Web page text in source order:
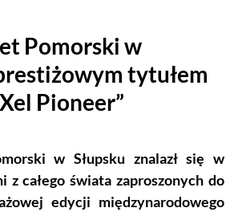
Pomorski w
tytułem
Pioneer”
w Słupsku znalazł się w
z całego świata zaproszonych do
edycji międzynarodowego